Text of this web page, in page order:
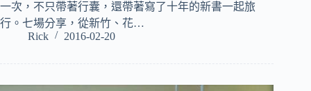
一次，不只帶著行囊，還帶著寫了十年的新書一起旅
行。七場分享，從新竹、花…
Rick
2016-02-20